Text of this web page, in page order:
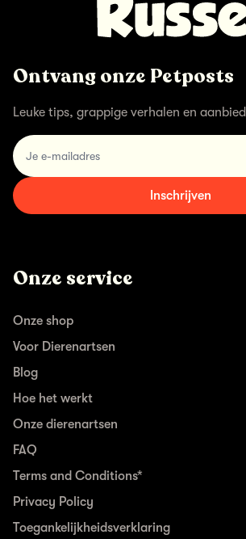
Ontvang onze Petposts
Leuke tips, grappige verhalen en
email
Inschrijven
Onze service
Onze shop
Voor Dierenartsen
Blog
Hoe het werkt
Onze dierenartsen
FAQ
Terms and Conditions*
Privacy Policy
Toegankelijkheidsverklaring